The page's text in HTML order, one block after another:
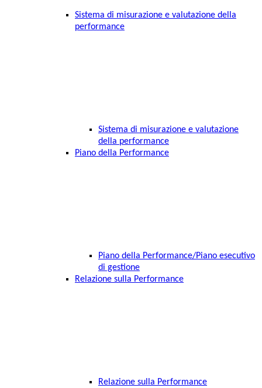
Sistema di misurazione e valutazione della
performance
Sistema di misurazione e valutazione
della performance
Piano della Performance
Piano della Performance/Piano esecutivo
di gestione
Relazione sulla Performance
Relazione sulla Performance